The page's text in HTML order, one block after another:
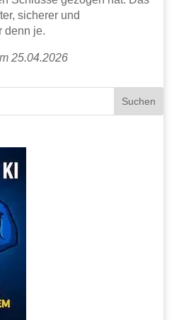
sicherer und
denn je.
25.04.2026